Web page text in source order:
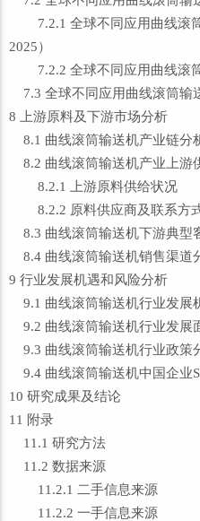
7.2.1 全球不同应用曲线滚筒
2025）
7.2.2 全球不同应用曲线滚筒
7.3 全球不同应用曲线滚筒输
8 上游原料及下游市场分析
8.1 曲线滚筒输送机产业链分
8.2 曲线滚筒输送机产业上游
8.2.1 上游原料供给状况
8.2.2 原料供应商及联系方
8.3 曲线滚筒输送机下游典型
8.4 曲线滚筒输送机销售渠道
9 行业发展机遇和风险分析
9.1 曲线滚筒输送机行业发展
9.2 曲线滚筒输送机行业发展
9.3 曲线滚筒输送机行业政策
9.4 曲线滚筒输送机中国企业
10 研究成果及结论
11 附录
11.1 研究方法
11.2 数据来源
11.2.1 二手信息来源
11.2.2 一手信息来源